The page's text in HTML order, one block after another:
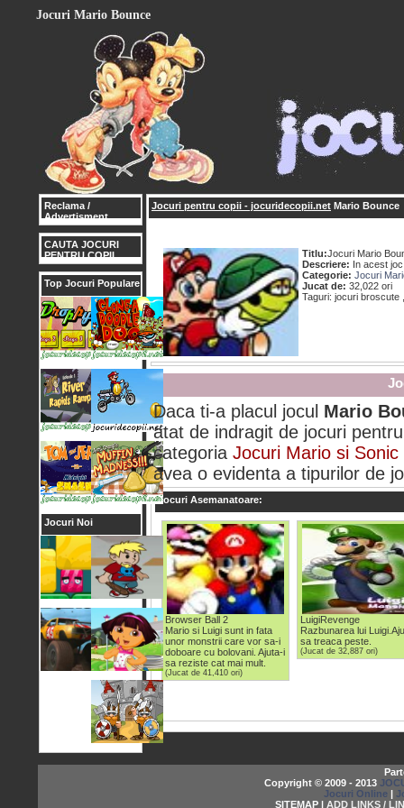
Jocuri Mario Bounce
Reclama /
Advertisment
CAUTA JOCURI
PENTRU COPII
Top Jocuri Populare
Jocuri Noi
Jocuri pentru copii - jocuridecopii.net Mario Bounce
Titlu:Jocuri Mario
Descriere: In acest
Categorie: Jocuri
Jucat de: 32,022 ori
Taguri: jocuri broscute
Daca ti-a placul jocul Mario
atat de indragit de jocuri
categoria Jocuri Mario si Sonic
avea o evidenta a tipurilor de
Jocuri Asemanatoare:
Browser Ball 2
Mario si Luigi sunt in fata
unor monstrii care vor sa-i
doboare cu bolovani. Ajuta-i
sa reziste cat mai mult.
(Jucat de 41,410 ori)
LuigiRevenge
Razbunarea lui
sa treaca peste.
(Jucat de 32,887 ori)
Copyright © 2009 - 2013
Jocuri Online |
SITEMAP | ADD LINKS /